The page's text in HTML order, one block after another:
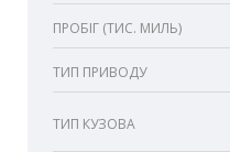
ПРОБІГ (ТИС. МИЛЬ)
ТИП ПРИВОДУ
ТИП КУЗОВА